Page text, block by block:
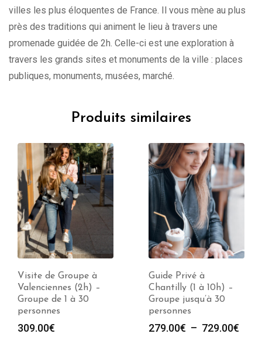
villes les plus éloquentes de France. Il vous mène au plus
près des traditions qui animent le lieu à travers une
promenade guidée de 2h. Celle-ci est une exploration à
travers les grands sites et monuments de la ville : places
publiques, monuments, musées, marché.
Produits similaires
Visite de Groupe à
Valenciennes (2h) –
Groupe de 1 à 30
personnes
309.00€
Guide Privé à
Chantilly (1 à 10h) –
Groupe jusqu’à 30
personnes
279.00€ – 729.00€